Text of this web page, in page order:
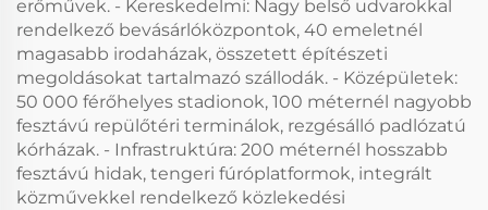
erőművek. - Kereskedelmi: Nagy belső udvarokkal
rendelkező bevásárlóközpontok, 40 emeletnél
magasabb irodaházak, összetett építészeti
megoldásokat tartalmazó szállodák. - Középületek:
50 000 férőhelyes stadionok, 100 méternél nagyobb
fesztávú repülőtéri terminálok, rezgésálló padlózatú
kórházak. - Infrastruktúra: 200 méternél hosszabb
fesztávú hidak, tengeri fúróplatformok, integrált
közművekkel rendelkező közlekedési